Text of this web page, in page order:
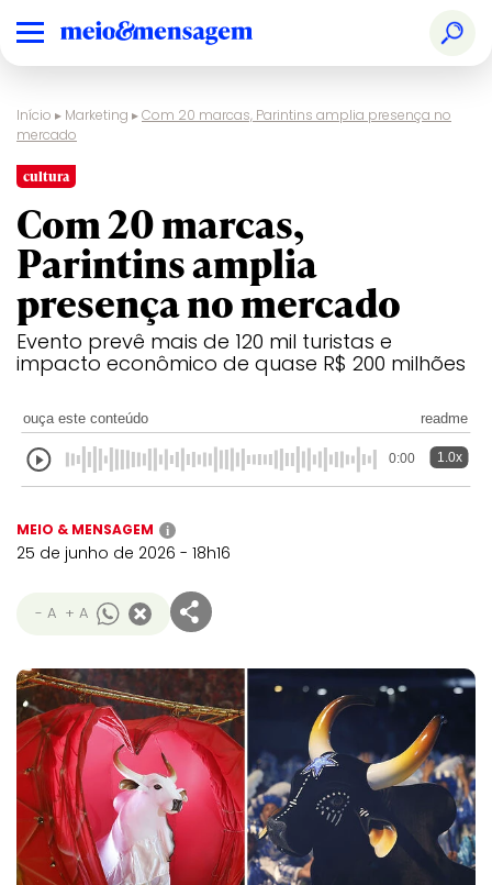
Início ▸ Marketing ▸Com 20 marcas, Parintins amplia presença no
mercado
cultura
Com 20 marcas,
Parintins amplia
presença no mercado
Evento prevê mais de 120 mil turistas e
impacto econômico de quase R$ 200 milhões
ouça este conteúdo readme
0:00 1.0x
MEIO & MENSAGEM i
25 de junho de 2026 - 18h16
- A + A